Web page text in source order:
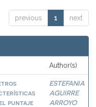
previous 1 next
Author(s)
puntaje
ESTEFANIA
AGUIRRE
ARROYO